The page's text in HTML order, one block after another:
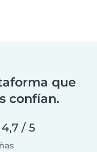
que
confían.
4,7 / 5